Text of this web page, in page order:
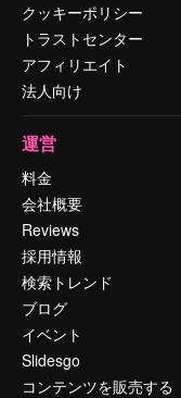
クッキーポリシー
トラストセンター
アフィリエイト
法人向け
運営
料金
会社概要
Reviews
採用情報
検索トレンド
ブログ
イベント
Slidesgo
コンテンツを販売する